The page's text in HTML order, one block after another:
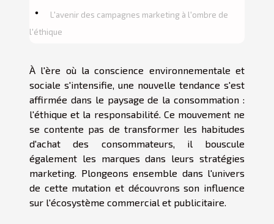
L'avenir des campagnes marketing à l'ombre de
l'éthique
À l'ère où la conscience environnementale et
sociale s'intensifie, une nouvelle tendance s'est
affirmée dans le paysage de la consommation :
l'éthique et la responsabilité. Ce mouvement ne
se contente pas de transformer les habitudes
d'achat des consommateurs, il bouscule
également les marques dans leurs stratégies
marketing. Plongeons ensemble dans l'univers
de cette mutation et découvrons son influence
sur l'écosystème commercial et publicitaire.